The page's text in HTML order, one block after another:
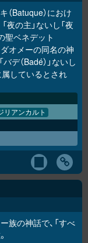
（Batuque）におけ
夜の主」ないし「夜
聖ベネデット
オメーの同名の神
デ（Badé）」ないし
属しているとされ
リアンカルト
族の神話で、「すべ